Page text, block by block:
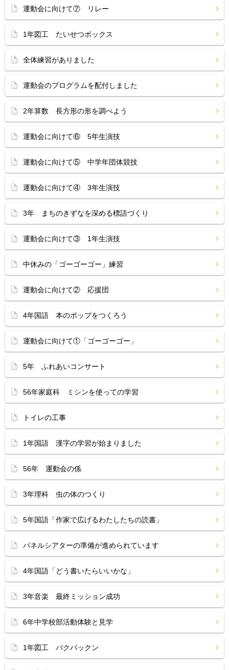
運動会に向けて⑦ リレー
1年図工 たいせつボックス
全体練習がありました
運動会のプログラムを配付しました
2年算数 長方形の形を調べよう
運動会に向けて⑥ 5年生演技
運動会に向けて⑤ 中学年団体競技
運動会に向けて④ 3年生演技
3年 まちのきずなを深める標語づくり
運動会に向けて③ 1年生演技
中休みの「ゴーゴーゴー」練習
運動会に向けて② 応援団
4年国語 本のポップをつくろう
運動会に向けて①「ゴーゴーゴー」
5年 ふれあいコンサート
56年家庭科 ミシンを使っての学習
トイレの工事
1年国語 漢字の学習が始まりました
56年 運動会の係
3年理科 虫の体のつくり
5年国語「作家で広げるわたしたちの読書」
パネルシアターの準備が進められています
4年国語「どう書いたらいいかな」
3年音楽 最終ミッション成功
6年中学校部活動体験と見学
1年図工 パクパックン